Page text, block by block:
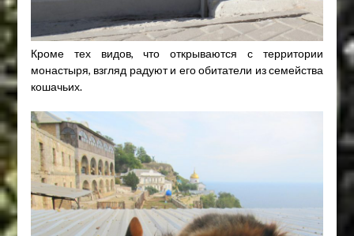
Кроме тех видов, что открываются с территории
монастыря, взгляд радуют и его обитатели из семейства
кошачьих.